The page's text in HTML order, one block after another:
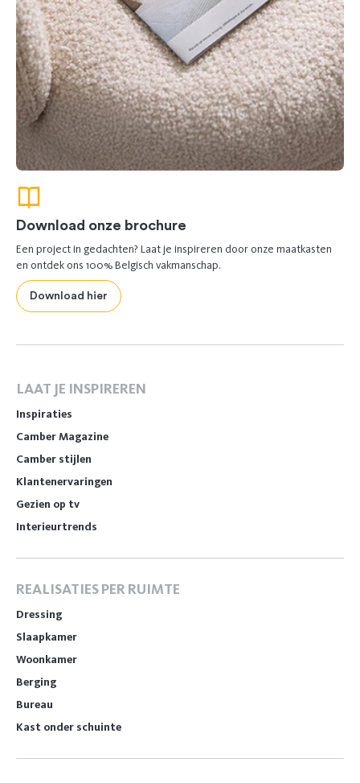
Download onze brochure
Een project in gedachten? Laat je inspireren door onze maatkasten
en ontdek ons 100% Belgisch vakmanschap.
Download hier
LAAT JE INSPIREREN
Inspiraties
Camber Magazine
Camber stijlen
Klantenervaringen
Gezien op tv
Interieurtrends
REALISATIES PER RUIMTE
Dressing
Slaapkamer
Woonkamer
Berging
Bureau
Kast onder schuinte